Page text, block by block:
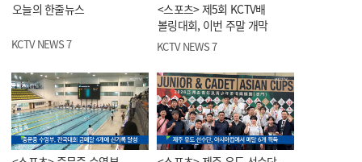
오늘의 한줄뉴스
KCTV NEWS 7
<스포츠> 제5회 KCTV배
볼링대회, 이번 주말 개막
KCTV NEWS 7